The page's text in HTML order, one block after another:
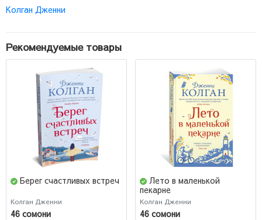
Колган Дженни
Рекомендуемые товары
Берег счастливых встреч
Колган Дженни
46 сомони
Лето в маленькой
пекарне
Колган Дженни
46 сомони